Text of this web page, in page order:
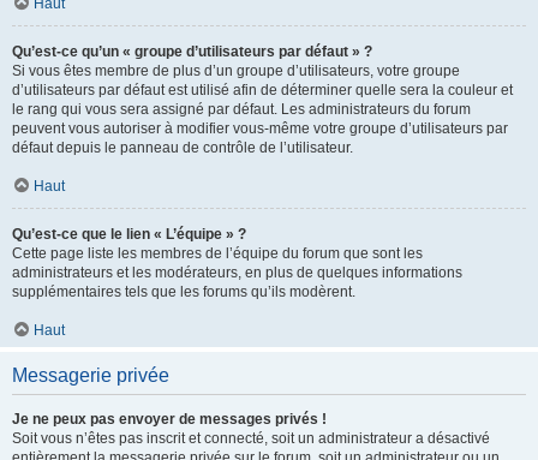
Haut
Qu’est-ce qu’un « groupe d’utilisateurs par défaut » ?
Si vous êtes membre de plus d’un groupe d’utilisateurs, votre groupe
d’utilisateurs par défaut est utilisé afin de déterminer quelle sera la couleur et
le rang qui vous sera assigné par défaut. Les administrateurs du forum
peuvent vous autoriser à modifier vous-même votre groupe d’utilisateurs par
défaut depuis le panneau de contrôle de l’utilisateur.
Haut
Qu’est-ce que le lien « L’équipe » ?
Cette page liste les membres de l’équipe du forum que sont les
administrateurs et les modérateurs, en plus de quelques informations
supplémentaires tels que les forums qu’ils modèrent.
Haut
Messagerie privée
Je ne peux pas envoyer de messages privés !
Soit vous n’êtes pas inscrit et connecté, soit un administrateur a désactivé